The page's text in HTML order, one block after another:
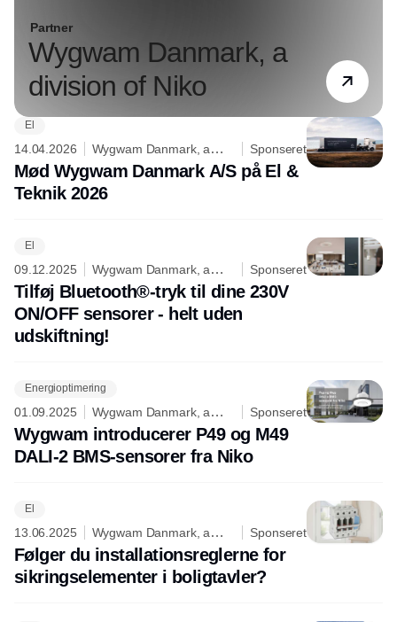
Partner
Wygwam Danmark, a
division of Niko
El
14.04.2026
Wygwam Danmark, a
division of Niko
Sponseret
Mød Wygwam Danmark A/S på El &
Teknik 2026
El
09.12.2025
Wygwam Danmark, a
division of Niko
Sponseret
Tilføj Bluetooth®-tryk til dine 230V
ON/OFF sensorer - helt uden
udskiftning!
Energioptimering
01.09.2025
Wygwam Danmark, a
division of Niko
Sponseret
Wygwam introducerer P49 og M49
DALI-2 BMS-sensorer fra Niko
El
13.06.2025
Wygwam Danmark, a
division of Niko
Sponseret
Følger du installationsreglerne for
sikringselementer i boligtavler?